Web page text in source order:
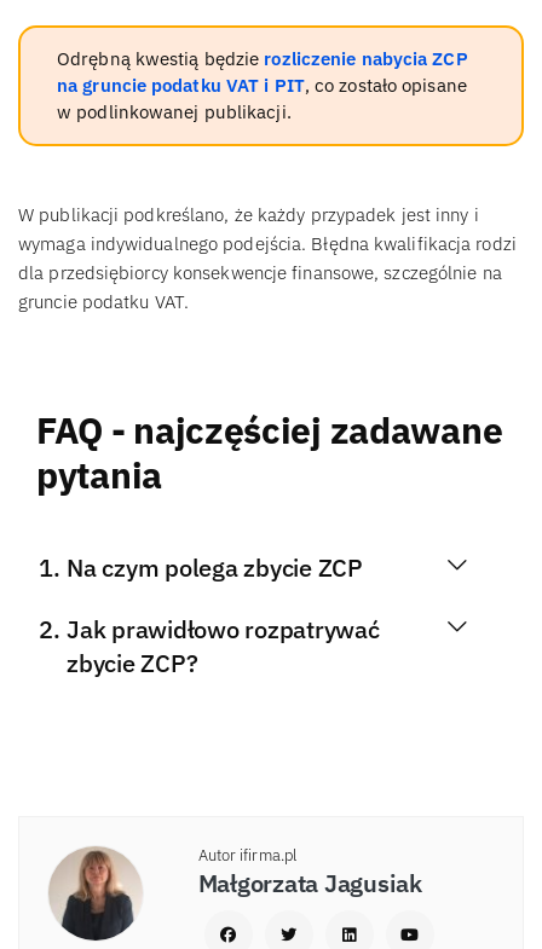
Odrębną kwestią będzie rozliczenie nabycia ZCP
na gruncie podatku VAT i PIT, co zostało opisane
w podlinkowanej publikacji.
W publikacji podkreślano, że każdy przypadek jest inny i
wymaga indywidualnego podejścia. Błędna kwalifikacja rodzi
dla przedsiębiorcy konsekwencje finansowe, szczególnie na
gruncie podatku VAT.
FAQ - najczęściej zadawane
pytania
Na czym polega zbycie ZCP
Jak prawidłowo rozpatrywać
zbycie ZCP?
Autor ifirma.pl
Małgorzata Jagusiak